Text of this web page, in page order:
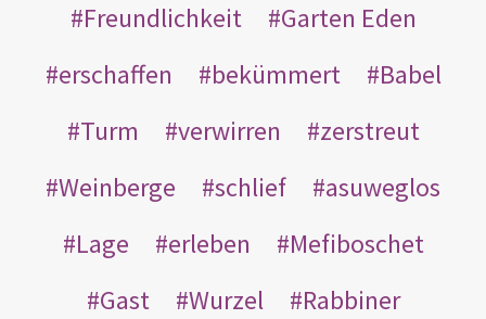
Freundlichkeit
Garten Eden
erschaffen
bekümmert
Babel
Turm
verwirren
zerstreut
Weinberge
schlief
asuweglos
Lage
erleben
Mefiboschet
Gast
Wurzel
Rabbiner